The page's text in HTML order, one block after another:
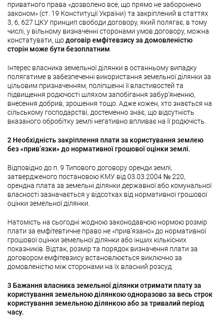
приватного права «дозволено все, що прямо не заборонено
законом» (ст. 19 Конституції України) та закріплений в статтях
3, 6, 627 ЦКУ принцип свободи договору, який полягає, в тому
числі, у вільному визначенні сторонами умов договору, можна
констатувати, щодоговір емфітевзису за домовленістю
сторін може бути безоплатним
Інтерес власника земельної ділянки в останньому випадку
полягатиме в забезпеченні використання земельної ділянки за
цільовим призначенням, поліпшенні її властивостей та
підвищення родючості шляхом запобігання забур’яненню,
внесення добрив, зрошення тощо. Адже кожен, хто знається на
сільському господарстві, достеменно знає, що відсутність
вказаного обробітку землі негативно впливає на її родючість.
2 Необхідність закріплення плати за користування землею
без «прив’язки» до нормативної грошової оцінки землі.
Відповідно до п. 9 Типового договору оренди землі,
затвердженого постановою КМУ від 03.03.2004 № 220,
орендна плата за земельні ділянки державної або комунальної
власності зазначається у відсотках від нормативної грошової
оцінки земельної ділянки.
Натомість на сьогодні жодною законодавчою нормою розмір
плати за емфітевтичне право не «прив’язано» до нормативної
грошової оцінки земельної ділянки або інших кількісних
показників. Відтак, розмір та порядок визначення плати за
договором емфітевзису встановлюється виключно за
домовленістю між сторонами на їх власний розсуд.
3 Бажання власника земельної ділянки отримати плату за
користування земельною ділянкою одноразово за весь строк
користування земельною ділянкою або за тривалий період
часу.